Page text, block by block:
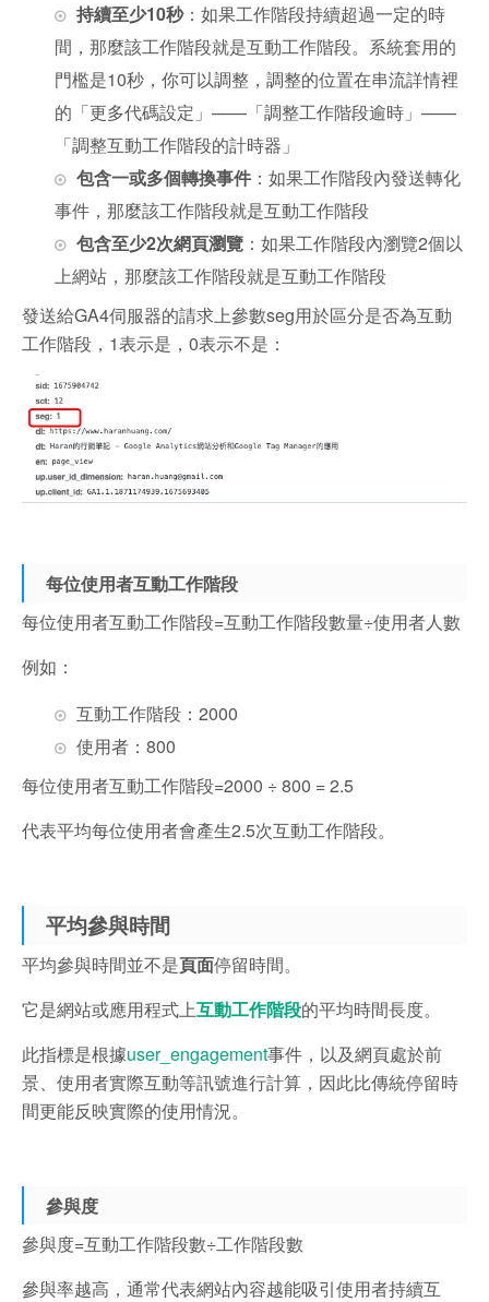
持續至少10秒：如果工作階段持續超過一定的時
間，那麼該工作階段就是互動工作階段。系統套用的
門檻是10秒，你可以調整，調整的位置在串流詳情裡
的 「更多代碼設定」——「調整工作階段逾時」——
「調整互動工作階段的計時器」
包含一或多個轉換事件 ：如果工作階段內發送轉化
事件，那麼該工作階段就是互動工作階段
包含至少2次網頁瀏覽 ：如果工作階段內瀏覽2個以
上網站，那麼該工作階段就是互動工作階段
發送給GA4伺服器的請求上參數seg用於區分是否為互動
工作階段，1表示是，0表示不是：
每位使用者互動工作階段
每位使用者互動工作階段=互動工作階段數量÷使用者人數
例如：
互動工作階段：2000
使用者：800
每位使用者互動工作階段=2000 ÷ 800 = 2.5
代表平均每位使用者會產生2.5次互動工作階段。
平均參與時間
平均參與時間並不是頁面停留時間。
它是網站或應用程式上互動工作階段的平均時間長度。
此指標是根據user_engagement事件，以及網頁處於前
景、使用者實際互動等訊號進行計算，因此比傳統停留時
間更能反映實際的使用情況。
參與度
參與度=互動工作階段數÷工作階段數
參與率越高，通常代表網站內容越能吸引使用者持續互